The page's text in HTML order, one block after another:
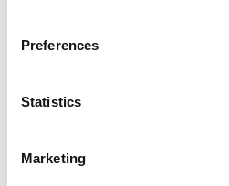
Preferences
Statistics
Marketing
Не останавливайтесь на